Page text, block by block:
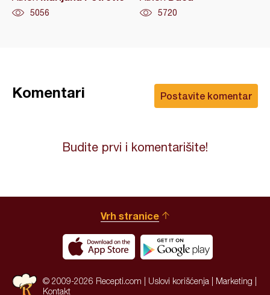
5056 5720
Postavite komentar
Komentari
Budite prvi i komentarišite!
Vrh stranice
© 2009-2026 Recepti.com | Uslovi korišćenja Marketing
Kontakt